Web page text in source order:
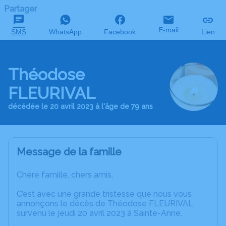
Partager
SMS WhatsApp Facebook E-mail Lien
Théodose
FLEURIVAL
décédée le 20 avril 2023 à l'âge de 79 ans
Message de la famille
Chère famille, chers amis,
C’est avec une grande tristesse que nous vous
annonçons le décès de Théodose FLEURIVAL
survenu le jeudi 20 avril 2023 à Sainte-Anne.